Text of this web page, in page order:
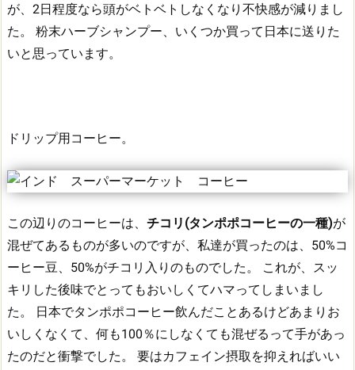
が、2日程度なら頭がベトベトしなくなり不快感が減りまし
た。
粉末ハーブシャンプー、いくつか買って日本に送りた
いと思っています。
ドリップ用コーヒー。
この辺りのコーヒーは、 チコリ(タンポポコーヒーの一種)が
混ぜてあるものが多いのですが、私達が買ったのは、50%コ
ーヒー豆、50%がチコリ入りのものでした。
これが、スッ
キリした後味でとってもおいしくてハマってしまいまし
た。
日本でタンポポコーヒー飲んだことあるけどあまりお
いしくなくて、何も100％にしなくても混ぜるって手があっ
たのだと衝撃でした。
要はカフェイン摂取を抑えればいい